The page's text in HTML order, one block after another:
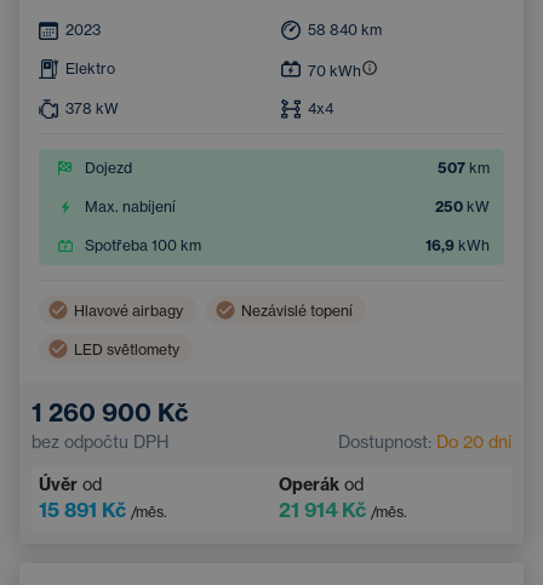
2023 58 840 km
Elektro 70 kWh
378 kW 4x4
Dojezd 507 km
Max. nabíjení 250 kW
Spotřeba 100 km 16,9 kWh
Hlavové airbagy Nezávislé topení
LED světlomety
Automatická klimatizace
Elektricky nastavitelné sedadlo řidiče s pamětí
1 260 900 Kč
bez odpočtu DPH Dostupnost: Do 20 dní
Úvěr od
15 891 Kč /měs.
Operák od
21 914 Kč /měs.